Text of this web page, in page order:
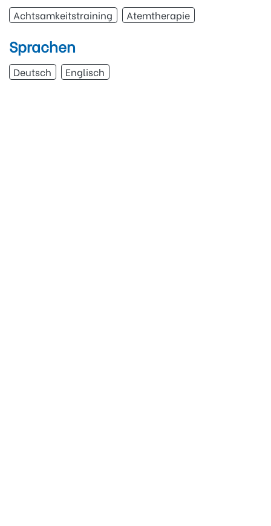
Achtsamkeitstraining Atemtherapie
Sprachen
Deutsch Englisch